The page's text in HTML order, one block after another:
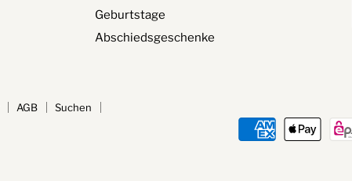
Geburtstage
Abschiedsgeschenke
AGB
Suchen